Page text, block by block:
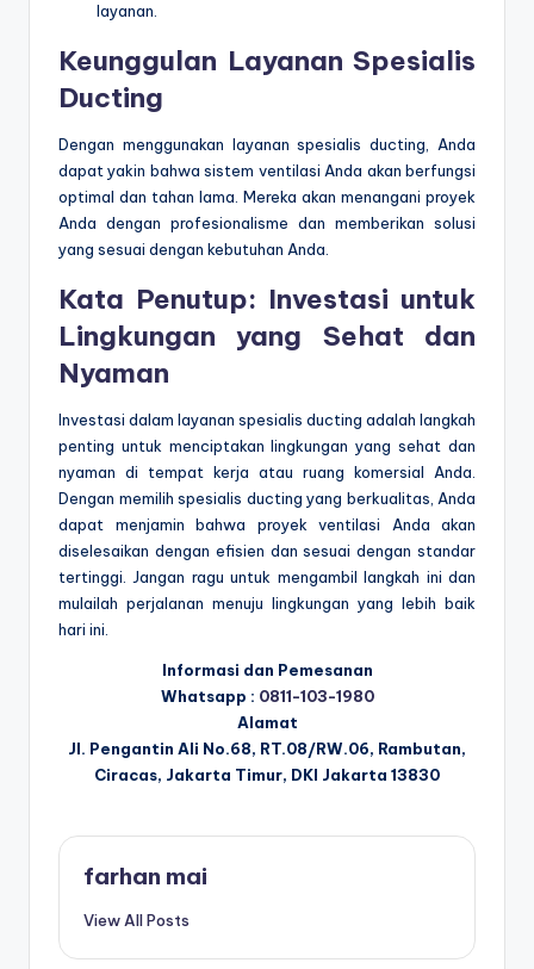
layanan.
Keunggulan Layanan Spesialis
Ducting
Dengan menggunakan layanan spesialis ducting, Anda
dapat yakin bahwa sistem ventilasi Anda akan berfungsi
optimal dan tahan lama. Mereka akan menangani proyek
Anda dengan profesionalisme dan memberikan solusi
yang sesuai dengan kebutuhan Anda.
Kata Penutup: Investasi untuk
Lingkungan yang Sehat dan
Nyaman
Investasi dalam layanan spesialis ducting adalah langkah
penting untuk menciptakan lingkungan yang sehat dan
nyaman di tempat kerja atau ruang komersial Anda.
Dengan memilih spesialis ducting yang berkualitas, Anda
dapat menjamin bahwa proyek ventilasi Anda akan
diselesaikan dengan efisien dan sesuai dengan standar
tertinggi. Jangan ragu untuk mengambil langkah ini dan
mulailah perjalanan menuju lingkungan yang lebih baik
hari ini.
Informasi dan Pemesanan
Whatsapp : 0811-103-1980
Alamat
Jl. Pengantin Ali No.68, RT.08/RW.06, Rambutan,
Ciracas, Jakarta Timur, DKI Jakarta 13830
farhan mai
View All Posts